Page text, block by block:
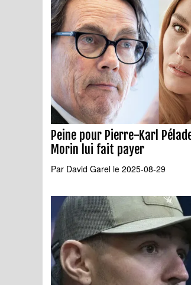
Peine pour Pierre-Karl
Morin lui fait payer
Par David Garel le 2025-08-29